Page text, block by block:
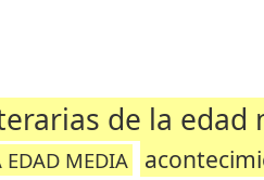
de la edad
EDAD MEDIA